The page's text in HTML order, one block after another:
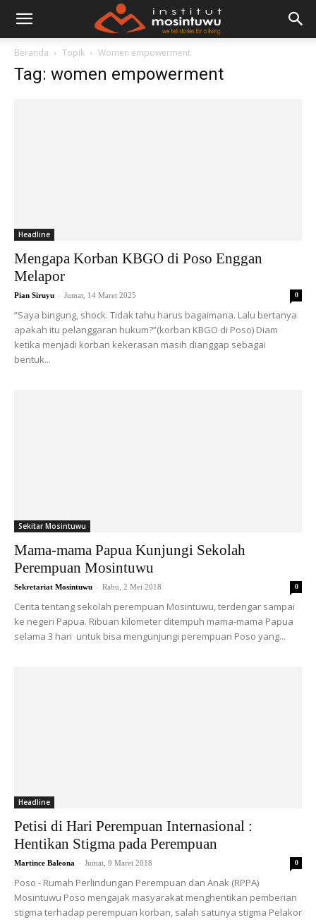
Beranda Topik Women empowerment
Tag: women empowerment
Headline
Mengapa Korban KBGO di Poso Enggan
Melapor
Pian Siruyu - Jumat, 14 Maret 2025 0
“Saya bingung, shock. Tidak tahu harus bagaimana. Lalu bertanya
apakah itu pelanggaran hukum?”(korban KBGO di Poso) Diam
ketika menjadi korban kekerasan masih dianggap sebagai
bentuk...
Sekitar Mosintuwu
Mama-mama Papua Kunjungi Sekolah
Perempuan Mosintuwu
Sekretariat Mosintuwu - Rabu, 2 Mei 2018 0
Cerita tentang sekolah perempuan Mosintuwu, terdengar sampai
ke negeri Papua. Ribuan kilometer ditempuh mama-mama Papua
selama 3 hari untuk bisa mengunjungi perempuan Poso yang...
Headline
Petisi di Hari Perempuan Internasional :
Hentikan Stigma pada Perempuan
Martince Baleona - Jumat, 9 Maret 2018 0
Poso - Rumah Perlindungan Perempuan dan Anak (RPPA)
Mosintuwu Poso mengajak masyarakat menghentikan pemberian
stigma terhadap perempuan korban, salah satunya stigma Pelakor